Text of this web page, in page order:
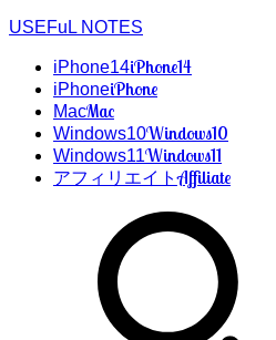
USEFuL NOTES
iPhone14iPhone14
iPhoneiPhone
MacMac
Windows10Windows10
Windows11Windows11
アフィリエイトAffiliate